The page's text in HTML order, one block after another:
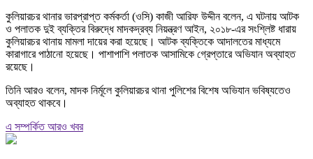
কুলিয়ারচর থানার ভারপ্রাপ্ত কর্মকর্তা (ওসি) কাজী আরিফ উদ্দীন বলেন, এ ঘটনায় আটক
ও পলাতক দুই ব্যক্তির বিরুদ্ধে মাদকদ্রব্য নিয়ন্ত্রণ আইন, ২০১৮-এর সংশ্লিষ্ট ধারায়
কুলিয়ারচর থানায় মামলা দায়ের করা হয়েছে। আটক ব্যক্তিকে আদালতের মাধ্যমে
কারাগারে পাঠানো হয়েছে। পাশাপাশি পলাতক আসামিকে গ্রেপ্তারে অভিযান অব্যাহত
রয়েছে।
তিনি আরও বলেন, মাদক নির্মূলে কুলিয়ারচর থানা পুলিশের বিশেষ অভিযান ভবিষ্যতেও
অব্যাহত থাকবে।
এ সম্পর্কিত আরও খবর